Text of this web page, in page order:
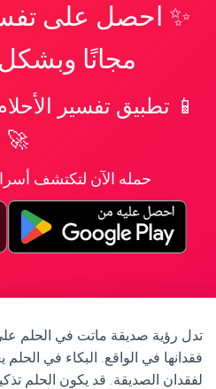
✨ احصل على
مجانًا
🚀
حمله الآن لتكتشف
تدل رؤية صديقة ماتت في الحلم
فقدانها في الواقع. البكاء في
لفقدان الصديقة. قد يكون الحلم